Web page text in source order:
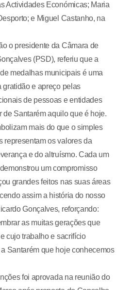
Actividades Económicas; Maria
e Miguel Castanho, na
o presidente da Câmara de
(PSD), referiu que a
medalhas municipais é uma
gratidão e apreço pelas
de pessoas e entidades
de Santarém aquilo que é hoje.
mais do que o simples
representam os valores da
e do altruísmo. Cada um
um compromisso
grandes feitos nas suas áreas
assim a história do nosso
Gonçalves, reforçando:
as muitas gerações que
cujo trabalho e sacrifício
Santarém que hoje conhecemos
foi aprovada na reunião do